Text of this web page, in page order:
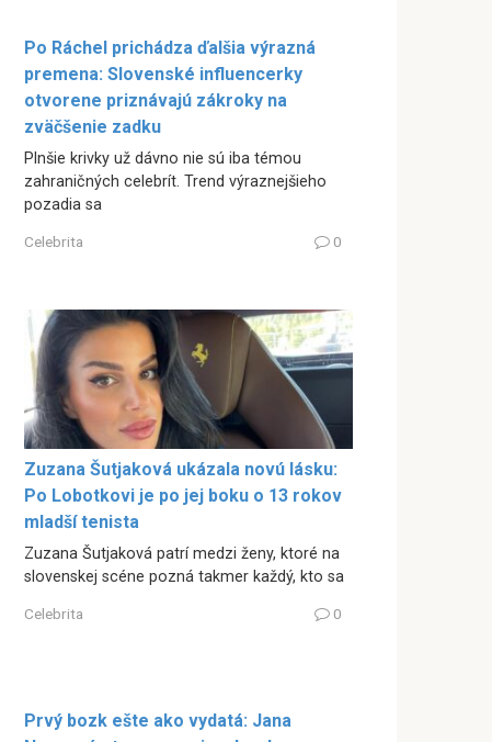
Po Ráchel prichádza ďalšia výrazná
premena: Slovenské influencerky
otvorene priznávajú zákroky na
zväčšenie zadku
Plnšie krivky už dávno nie sú iba témou
zahraničných celebrít. Trend výraznejšieho
pozadia sa
Celebrita 0
Zuzana Šutjaková ukázala novú lásku:
Po Lobotkovi je po jej boku o 13 rokov
mladší tenista
Zuzana Šutjaková patrí medzi ženy, ktoré na
slovenskej scéne pozná takmer každý, kto sa
Celebrita 0
Prvý bozk ešte ako vydatá: Jana